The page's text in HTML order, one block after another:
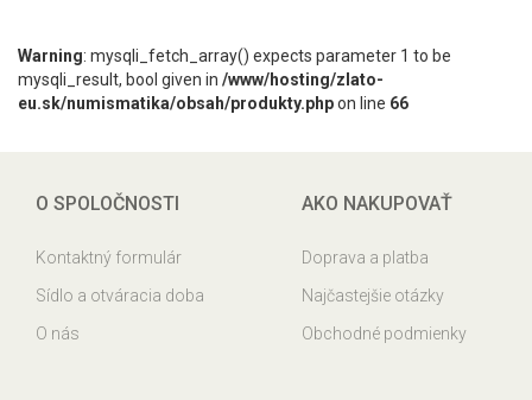
Warning: mysqli_fetch_array() expects parameter 1 to be
mysqli_result, bool given in /www/hosting/zlato-
eu.sk/numismatika/obsah/produkty.phpon line 66
O SPOLOČNOSTI
Kontaktný formulár
Sídlo a otváracia doba
O nás
AKO NAKUPOVAŤ
Doprava a platba
Najčastejšie otázky
Obchodné podmienky